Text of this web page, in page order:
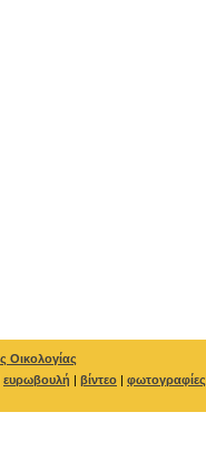
Οικολογίας
ευρωβουλή | βίντεο | φωτογραφίες